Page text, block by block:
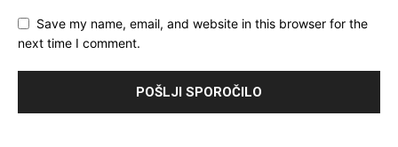
Save my name, email, and website in this browser for the
next time I comment.